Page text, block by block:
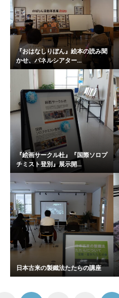
『おはなしりぼん』絵本の読み聞
かせ、パネルシアター...
『絵画サークル杜』『国際ソロプ
チミスト登別』展示開...
日本古来の製鐵法たたらの講座